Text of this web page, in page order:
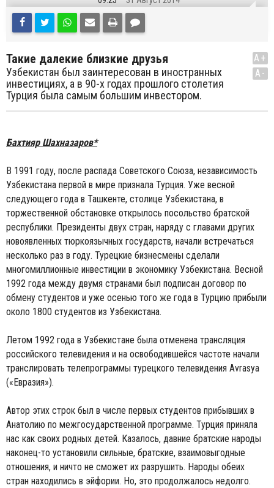
Такие далекие близкие друзья
Узбекистан был заинтересован в иностранных
инвестициях, а в 90-х годах прошлого столетия
Турция была самым большим инвестором.
A+
A-
Бахтияр Шахназаров*
В 1991 году, после распада Советского Союза, независимость
Узбекистана первой в мире признала Турция. Уже весной
следующего года в Ташкенте, столице Узбекистана, в
торжественной обстановке открылось посольство братской
республики. Президенты двух стран, наряду с главами других
новоявленных тюркоязычных государств, начали встречаться
несколько раз в году. Турецкие бизнесмены сделали
многомиллионные инвестиции в экономику Узбекистана. Весной
1992 года между двумя странами был подписан договор по
обмену студентов и уже осенью того же года в Турцию прибыли
около 1800 студентов из Узбекистана.
Летом 1992 года в Узбекистане была отменена трансляция
российского телевидения и на освободившейся частоте начали
транслировать телепрограммы турецкого телевидения Avrasya
(«Евразия»).
Автор этих строк был в числе первых студентов прибывших в
Анатолию по межгосударственной программе. Турция приняла
нас как своих родных детей. Казалось, давние братские народы
наконец-то установили сильные, братские, взаимовыгодные
отношения, и ничто не сможет их разрушить. Народы обеих
стран находились в эйфории. Но, это продолжалось недолго.